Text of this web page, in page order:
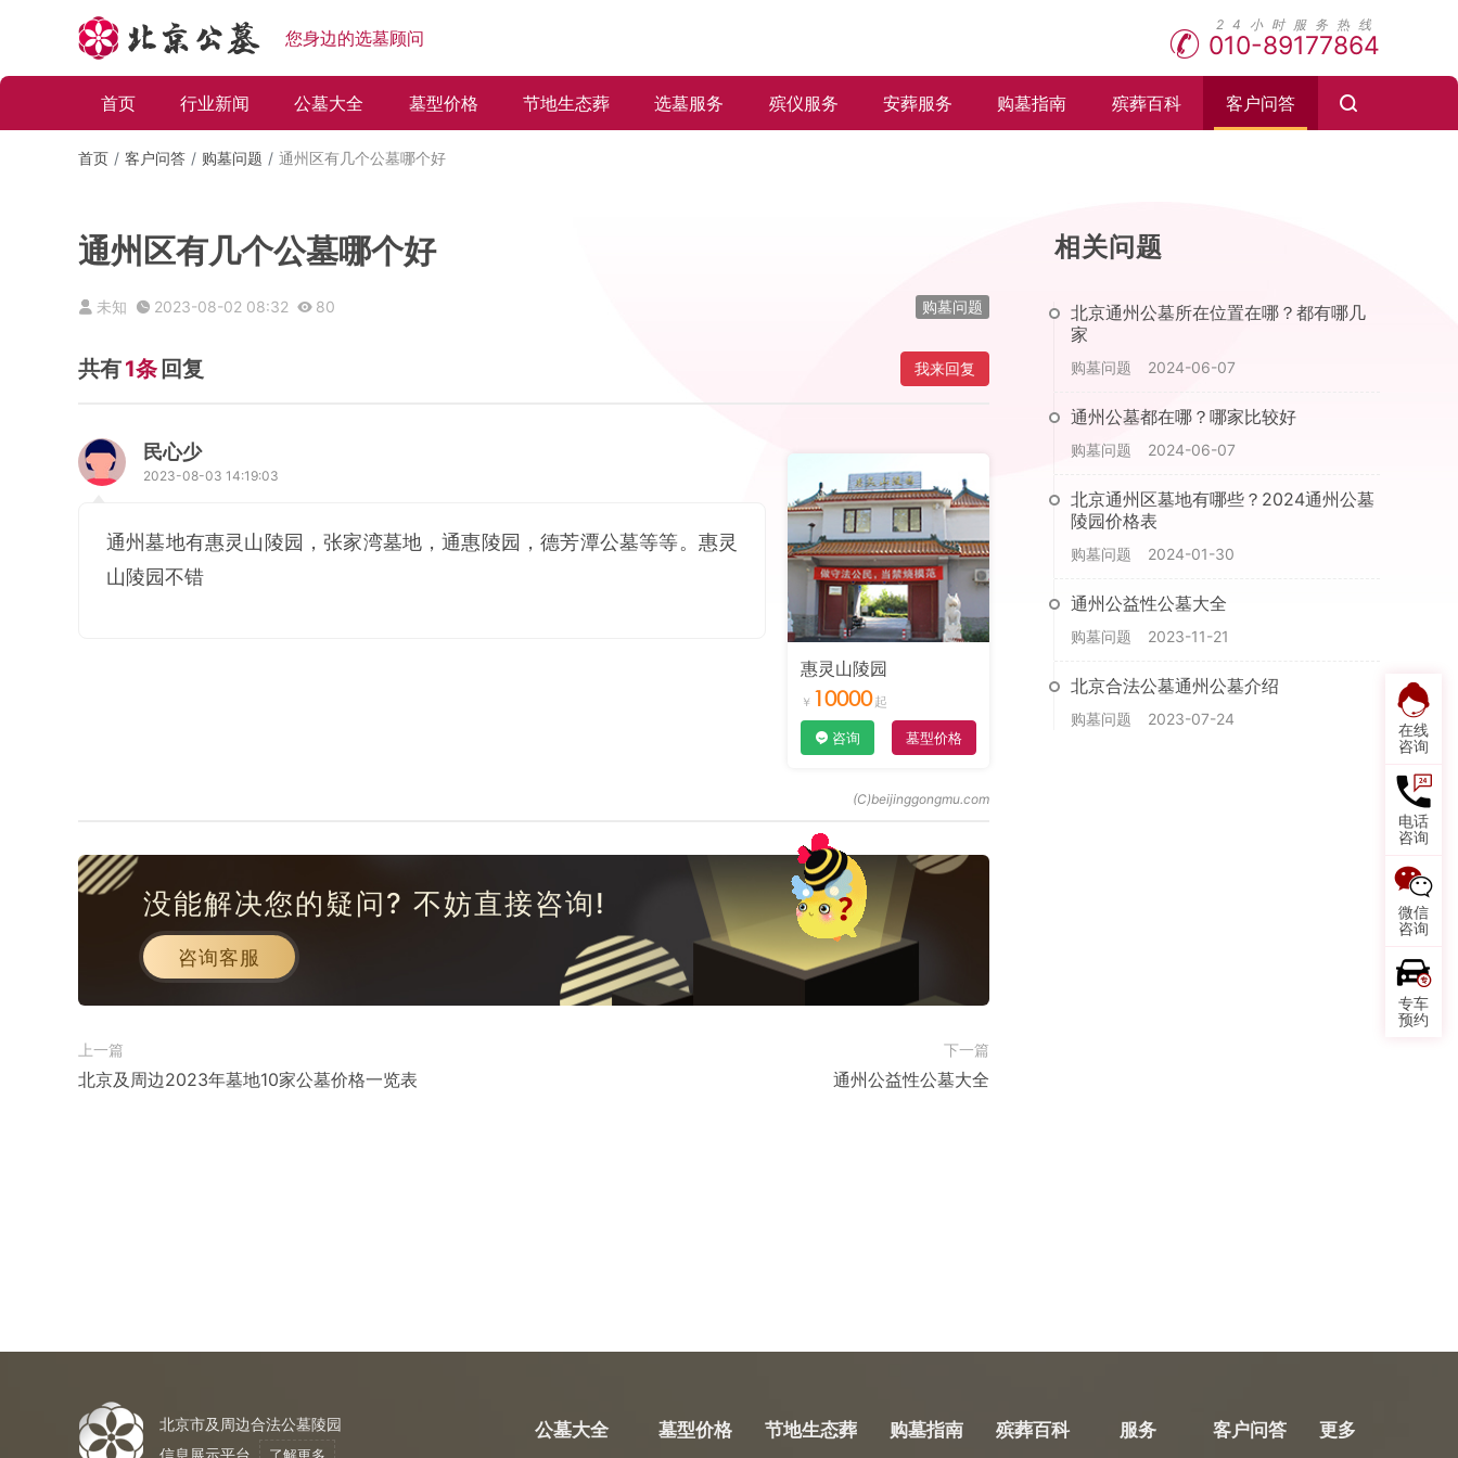
您身边的选墓顾问 010-89177864
首页 行业新闻 公墓大全 墓型价格 节地生态葬 选墓服务 殡仪服务 安葬服务 购墓指南 殡葬百科 客户问答
在线
咨询
电话
咨询
微信
咨询
专车
预约
首页 客户问答 购墓问题 通州区有几个公墓哪个好
通州区有几个公墓哪个好
未知 2023-08-02 08:32 80 购墓问题
共有1条 回复 我来回复
民心少
2023-08-03 14:19:03
通州墓地有惠灵山陵园，张家湾墓地，通惠陵园，德芳潭公墓等等。惠灵
山陵园不错
惠灵山陵园
10000
咨询 墓型价格
没能解决您的疑问? 不妨直接咨询!
咨询客服
上一篇
北京及周边2023年墓地10家公墓价格一览表
下一篇
通州公益性公墓大全
相关问题
北京通州公墓所在位置在哪？都有哪几
家
购墓问题 2024-06-07
通州公墓都在哪？哪家比较好
购墓问题 2024-06-07
北京通州区墓地有哪些？2024通州公墓
陵园价格表
购墓问题 2024-01-30
通州公益性公墓大全
购墓问题 2023-11-21
北京合法公墓通州公墓介绍
购墓问题 2023-07-24
北京市及周边合法公墓陵园
信息展示平台
公墓大全 墓型价格 节地生态葬 购墓指南 殡葬百科 服务 客户问答 更多